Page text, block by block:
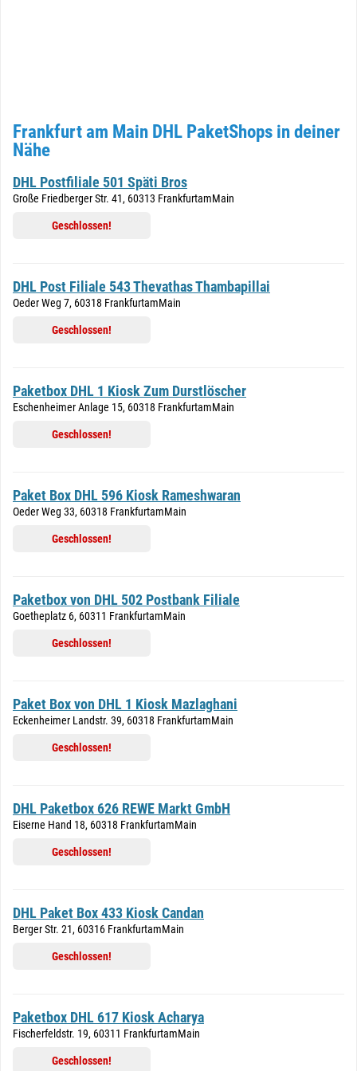
Frankfurt am Main DHL PaketShops in deiner
Nähe
DHL Postfiliale 501 Späti Bros
Große Friedberger Str. 41, 60313 FrankfurtamMain
Geschlossen!
DHL Post Filiale 543 Thevathas Thambapillai
Oeder Weg 7, 60318 FrankfurtamMain
Geschlossen!
Paketbox DHL 1 Kiosk Zum Durstlöscher
Eschenheimer Anlage 15, 60318 FrankfurtamMain
Geschlossen!
Paket Box DHL 596 Kiosk Rameshwaran
Oeder Weg 33, 60318 FrankfurtamMain
Geschlossen!
Paketbox von DHL 502 Postbank Filiale
Goetheplatz 6, 60311 FrankfurtamMain
Geschlossen!
Paket Box von DHL 1 Kiosk Mazlaghani
Eckenheimer Landstr. 39, 60318 FrankfurtamMain
Geschlossen!
DHL Paketbox 626 REWE Markt GmbH
Eiserne Hand 18, 60318 FrankfurtamMain
Geschlossen!
DHL Paket Box 433 Kiosk Candan
Berger Str. 21, 60316 FrankfurtamMain
Geschlossen!
Paketbox DHL 617 Kiosk Acharya
Fischerfeldstr. 19, 60311 FrankfurtamMain
Geschlossen!